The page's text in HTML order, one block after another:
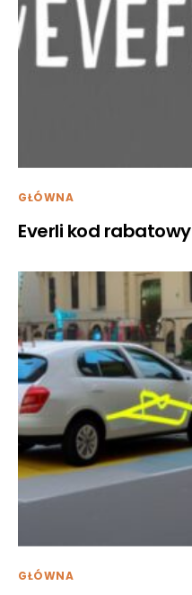
GŁÓWNA
Everli kod rabatowy
GŁÓWNA